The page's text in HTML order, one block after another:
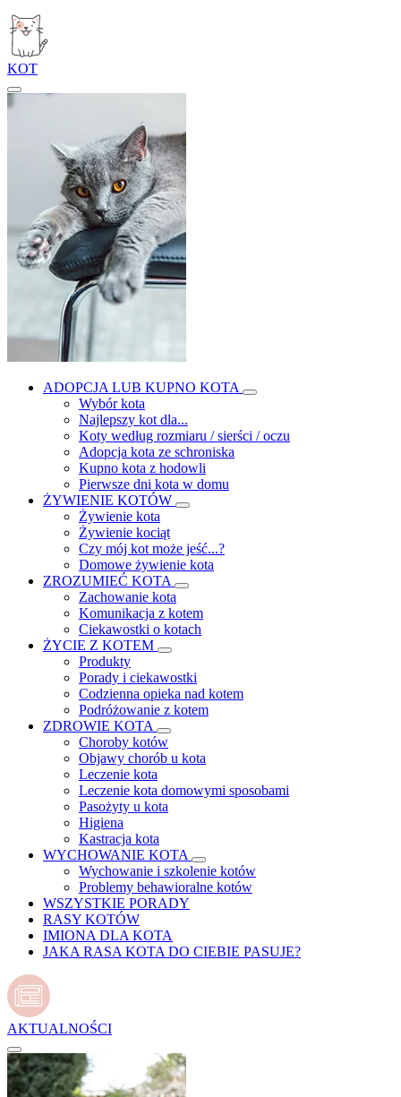
KOT
ADOPCJA LUB KUPNO KOTA
Wybór kota
Najlepszy kot dla...
Koty według rozmiaru / sierści / oczu
Adopcja kota ze schroniska
Kupno kota z hodowli
Pierwsze dni kota w domu
ŻYWIENIE KOTÓW
Żywienie kota
Żywienie kociąt
Czy mój kot może jeść...?
Domowe żywienie kota
ZROZUMIEĆ KOTA
Zachowanie kota
Komunikacja z kotem
Ciekawostki o kotach
ŻYCIE Z KOTEM
Produkty
Porady i ciekawostki
Codzienna opieka nad kotem
Podróżowanie z kotem
ZDROWIE KOTA
Choroby kotów
Objawy chorób u kota
Leczenie kota
Leczenie kota domowymi sposobami
Pasożyty u kota
Higiena
Kastracja kota
WYCHOWANIE KOTA
Wychowanie i szkolenie kotów
Problemy behawioralne kotów
WSZYSTKIE PORADY
RASY KOTÓW
IMIONA DLA KOTA
JAKA RASA KOTA DO CIEBIE PASUJE?
AKTUALNOŚCI